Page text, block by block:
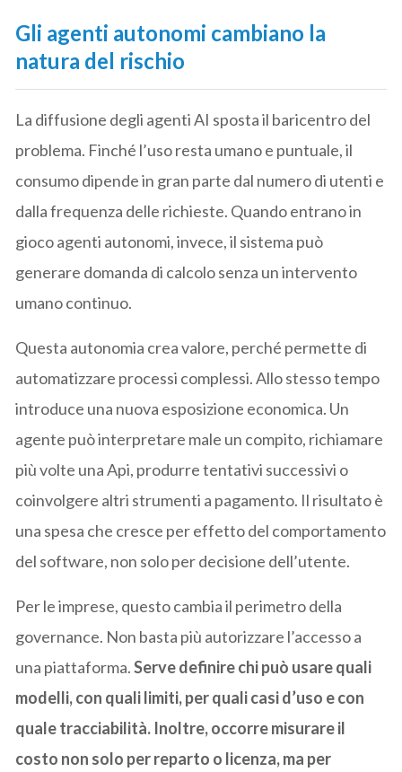
Gli agenti autonomi cambiano la
natura del rischio
La diffusione degli agenti AI sposta il baricentro del
problema. Finché l’uso resta umano e puntuale, il
consumo dipende in gran parte dal numero di utenti e
dalla frequenza delle richieste. Quando entrano in
gioco agenti autonomi, invece, il sistema può
generare domanda di calcolo senza un intervento
umano continuo.
Questa autonomia crea valore, perché permette di
automatizzare processi complessi. Allo stesso tempo
introduce una nuova esposizione economica. Un
agente può interpretare male un compito, richiamare
più volte una Api, produrre tentativi successivi o
coinvolgere altri strumenti a pagamento. Il risultato è
una spesa che cresce per effetto del comportamento
del software, non solo per decisione dell’utente.
Per le imprese, questo cambia il perimetro della
governance. Non basta più autorizzare l’accesso a
una piattaforma.Serve definire chi può usare quali
modelli, con quali limiti, per quali casi d’uso e con
quale tracciabilità. Inoltre, occorre misurare il
costo non solo per reparto o licenza, ma per